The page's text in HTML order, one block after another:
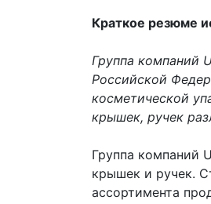
Краткое резюме
Группа компаний
Российской
косметической
крышек, ручек
Группа компаний
крышек и ручек.
ассортимента